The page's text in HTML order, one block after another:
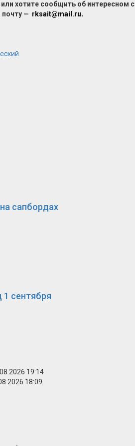
хотите сообщить об интересном
почту — rksait@mail.ru.
сапбордах
сентября
19:14
18:09